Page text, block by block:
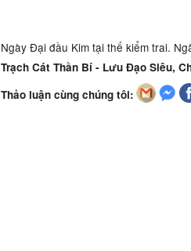
Ngày Đại đầu Kim tại thế kiểm trai.
Trạch Cát Thần Bí - Lưu Đạo Siêu,
Thảo luận cùng chúng tôi: